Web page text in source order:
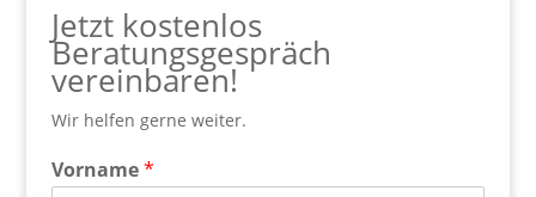
Jetzt kostenlos
Beratungsgespräch
vereinbaren!
Wir helfen gerne weiter.
Vorname*